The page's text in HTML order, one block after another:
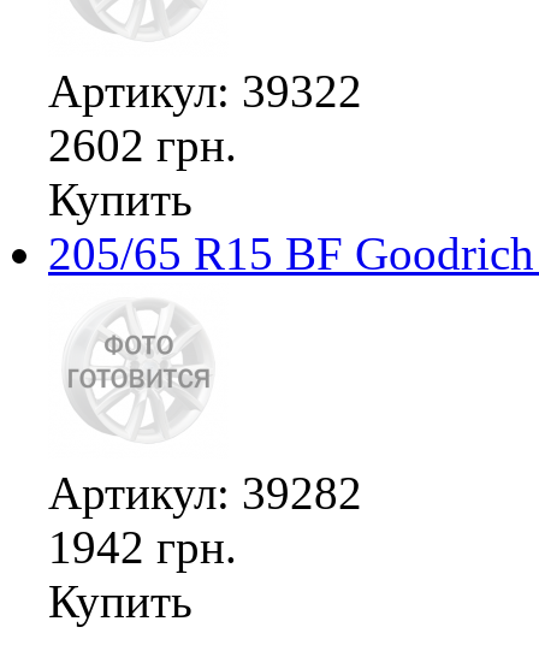
Артикул: 39322
2602 грн.
Купить
205/65 R15 BF
Артикул: 39282
1942 грн.
Купить